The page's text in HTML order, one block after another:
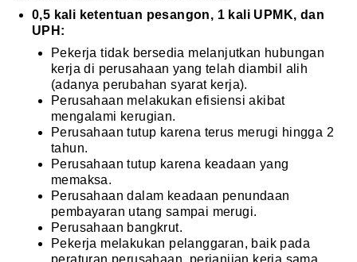
0,5 kali ketentuan pesangon, 1 kali UPMK, dan
UPH:
Pekerja tidak bersedia melanjutkan hubungan
kerja di perusahaan yang telah diambil alih
(adanya perubahan syarat kerja).
Perusahaan melakukan efisiensi akibat
mengalami kerugian.
Perusahaan tutup karena terus merugi hingga 2
tahun.
Perusahaan tutup karena keadaan yang
memaksa.
Perusahaan dalam keadaan penundaan
pembayaran utang sampai merugi.
Perusahaan bangkrut.
Pekerja melakukan pelanggaran, baik pada
peraturan perusahaan, perjanjian kerja sama,